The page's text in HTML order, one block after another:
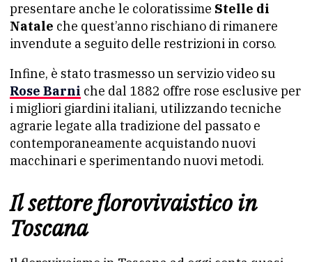
presentare anche le coloratissime Stelle di
Natale che quest’anno rischiano di rimanere
invendute a seguito delle restrizioni in corso.
Infine, è stato trasmesso un servizio video su
Rose Barni che dal 1882 offre rose esclusive per
i migliori giardini italiani, utilizzando tecniche
agrarie legate alla tradizione del passato e
contemporaneamente acquistando nuovi
macchinari e sperimentando nuovi metodi.
Il settore florovivaistico in
Toscana